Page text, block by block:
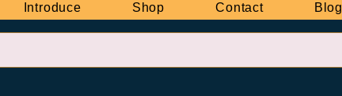
Introduce Shop Contact Blog